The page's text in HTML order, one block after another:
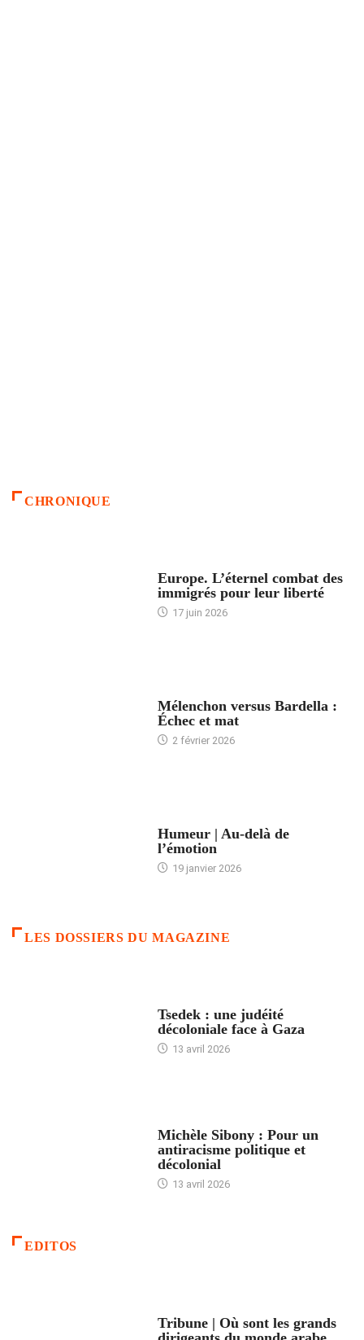
CHRONIQUE
Europe. L’éternel combat des
immigrés pour leur liberté
17 juin 2026
Mélenchon versus Bardella :
Échec et mat
2 février 2026
Humeur | Au-delà de
l’émotion
19 janvier 2026
LES DOSSIERS DU MAGAZINE
Tsedek : une judéité
décoloniale face à Gaza
13 avril 2026
Michèle Sibony : Pour un
antiracisme politique et
décolonial
13 avril 2026
EDITOS
Tribune | Où sont les grands